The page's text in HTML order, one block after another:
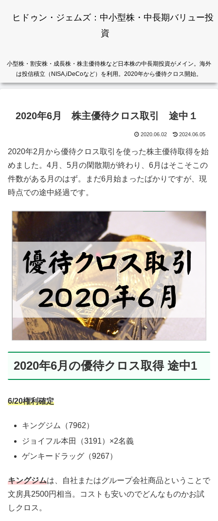
ヒドゥン・ジェムズ：中小型株・中長期バリュー投
資
小型株・割安株・成長株・株主優待株など日本株の中長期投資がメイン。海外
は投信積立（NISA,iDeCoなど）を利用。2020年から優待クロス開始。
2020年6月 株主優待クロス取引 途中１
2020.06.02 2024.06.05
2020年2月から優待クロス取引を使った株主優待取得を始
めました。4月、5月の閑散期が終わり、6月はそこそこの
件数がある月のはず。まだ6月始まったばかりですが、現
時点での途中経過です。
2020年6月の優待クロス取得 途中1
6/20権利確定
キングジム（7962）
ジョイフル本田（3191）×2名義
ゲンキードラッグ（9267）
キングジムは、自社またはグループ会社商品ということで
文房具2500円相当。コストも安いのでどんなものかお試
しクロス。